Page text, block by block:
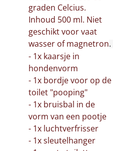
graden Celcius.
Inhoud 500 ml. Niet
geschikt voor vaat
wasser of magnetron.
- 1x kaarsje in
hondenvorm
- 1x bordje voor op de
toilet "pooping"
- 1x bruisbal in de
vorm van een pootje
- 1x luchtverfrisser
- 1x sleutelhanger